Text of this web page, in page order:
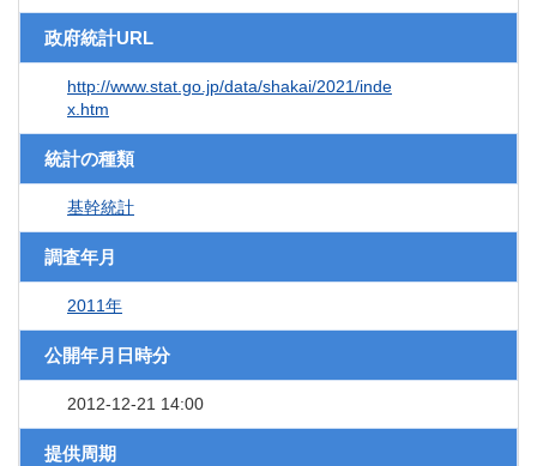
政府統計URL
http://www.stat.go.jp/data/shakai/2021/inde
x.htm
統計の種類
基幹統計
調査年月
2011年
公開年月日時分
2012-12-21 14:00
提供周期